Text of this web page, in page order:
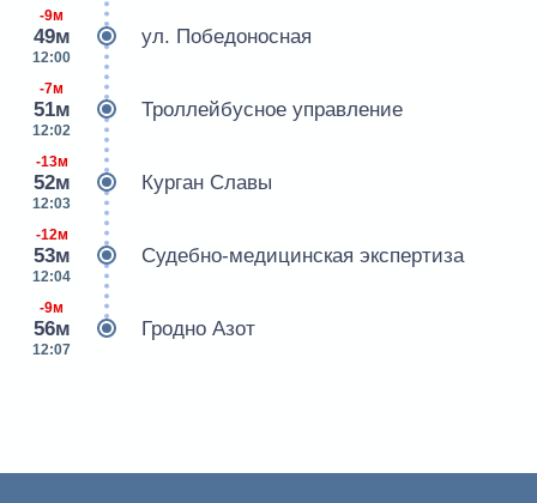
-9м
49м
12:00
ул. Победоносная
-7м
51м
12:02
Троллейбусное управление
-13м
52м
12:03
Курган Славы
-12м
53м
12:04
Судебно-медицинская экспертиза
-9м
56м
12:07
Гродно Азот